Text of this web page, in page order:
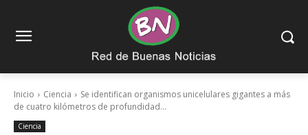
Inicio Ciencia
Se identifican organismos unicelulares gigantes a más
de cuatro kilómetros de profundidad...
Ciencia